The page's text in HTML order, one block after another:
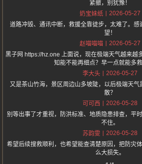
紧撤，别犹豫！
奶宝妹纸
2026-05-27
道路冲毁、通讯中断，救援全靠徒步，太难了。
望！
赵喵喵喵
2026-05-27
黑子网 https://hz.one 上面说，现在极端天气越来越
知能不能再细点？早一点就能多救
李大头
2026-05-27
又是茶山竹海，景区周边山多坡陡，以后极端天
散？
可可西
2026-05-28
别等出事了才重视，防洪标准、地质隐患排查，平
不住。
苏韵雯
2026-05-28
希望后续搜救顺利，也希望能查清楚原因，把防灾
么大损失。